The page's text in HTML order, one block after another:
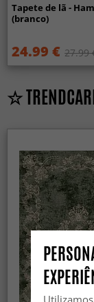
Tapete de lã -
(branco)
24.99 € 27.99
☆